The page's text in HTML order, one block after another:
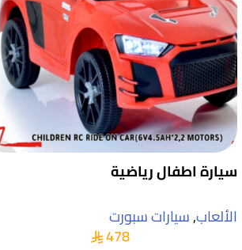
سيارة اطفال رياضية
الألعاب,سيارات سبورت
478